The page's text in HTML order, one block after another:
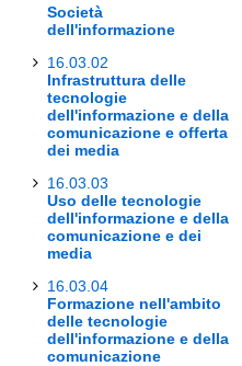
Società
dell'informazione
16.03.02
Infrastruttura delle
tecnologie
dell'informazione e della
comunicazione e offerta
dei media
16.03.03
Uso delle tecnologie
dell'informazione e della
comunicazione e dei
media
16.03.04
Formazione nell'ambito
delle tecnologie
dell'informazione e della
comunicazione